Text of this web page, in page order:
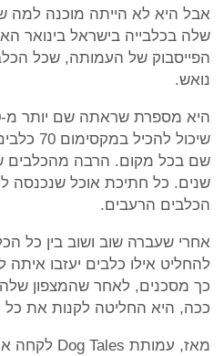
אבל היא לא הייתה מוכנה למה
שלה בכלבייה בישראל בינואר
הפייסבוק של העמותה, שכל
נואש.
שיכול
שם בכל מקום. הרבה מהכלבים
שנים. כל חתיכת אוכל שנכנסה
הכלבים הרעבים.
אחרי שעברה שוב ושוב בין כל
להחליט אילו כלבים יעזבו איתה
כך מסכנים, לאחר שהמצפון
ככה, היא החליטה לקנות את כל